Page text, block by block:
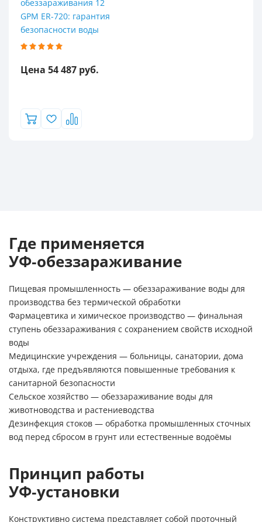
обеззараживания 12
GPM ER-720: гарантия
безопасности воды
Цена 54 487 руб.
Где применяется
УФ‑обеззараживание
Пищевая промышленность — обеззараживание воды для
производства без термической обработки
Фармацевтика и химическое производство — финальная
ступень обеззараживания с сохранением свойств исходной
воды
Медицинские учреждения — больницы, санатории, дома
отдыха, где предъявляются повышенные требования к
санитарной безопасности
Сельское хозяйство — обеззараживание воды для
животноводства и растениеводства
Дезинфекция стоков — обработка промышленных сточных
вод перед сбросом в грунт или естественные водоёмы
Принцип работы
УФ‑установки
Конструктивно система представляет собой проточный